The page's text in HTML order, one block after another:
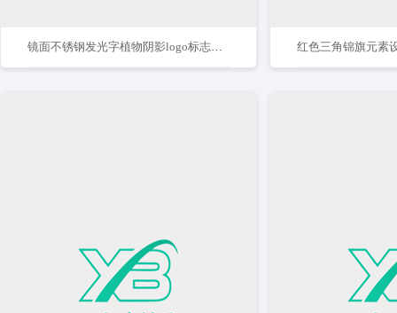
镜面不锈钢发光字植物阴影logo标志样机 红色三角锦旗元素